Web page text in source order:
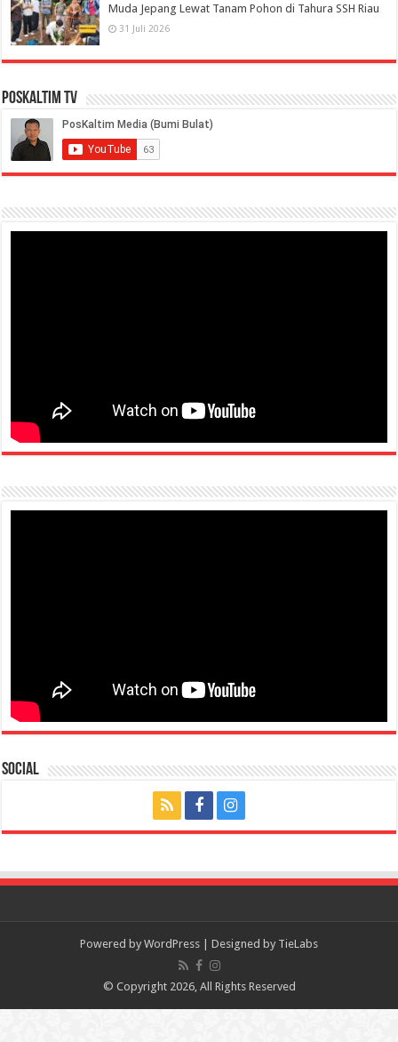
Muda Jepang Lewat Tanam Pohon di Tahura SSH Riau
31 Juli 2026
PosKaltim TV
Social
Powered by WordPress | Designed by TieLabs
© Copyright 2026, All Rights Reserved